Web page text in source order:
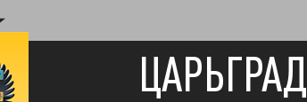
ЦАРЬГРАД